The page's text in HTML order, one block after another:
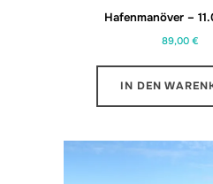
Hafenmanöver –
89,00€
IN DEN